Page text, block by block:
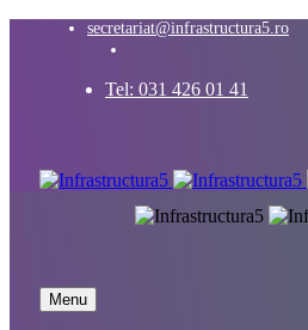
secretariat@infrastructura5.ro
Tel: 031 426 01 41
Menu